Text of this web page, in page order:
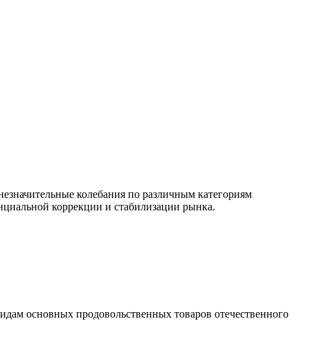
колебания по различным категориям
коррекции и стабилизации рынка.
основных продовольственных товаров отечественного